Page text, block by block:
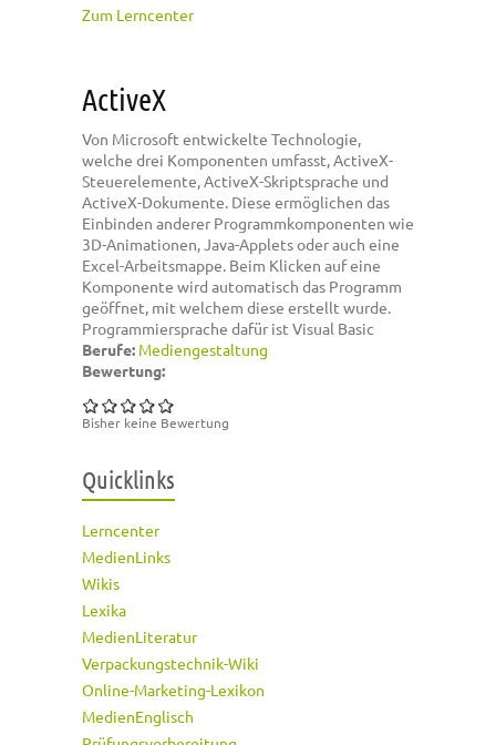
Zum Lerncenter
ActiveX
Von Microsoft entwickelte Technologie,
welche drei Komponenten umfasst, ActiveX-
Steuerelemente, ActiveX-Skriptsprache und
ActiveX-Dokumente. Diese ermöglichen das
Einbinden anderer Programmkomponenten wie
3D-Animationen, Java-Applets oder auch eine
Excel-Arbeitsmappe. Beim Klicken auf eine
Komponente wird automatisch das Programm
geöffnet, mit welchem diese erstellt wurde.
Programmiersprache dafür ist Visual Basic
Berufe: Mediengestaltung
Bewertung:
Bisher keine Bewertung
Quicklinks
Lerncenter
MedienLinks
Wikis
Lexika
MedienLiteratur
Verpackungstechnik-Wiki
Online-Marketing-Lexikon
MedienEnglisch